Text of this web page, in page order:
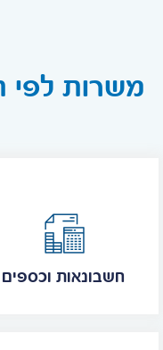
משרות לפי
חשבונאות וכספים